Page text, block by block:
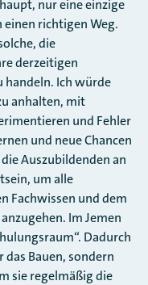
nur eine einzige
richtigen Weg.
die
derzeitigen
handeln. Ich würde
anhalten, mit
und Fehler
und neue Chancen
Auszubildenden an
um alle
Fachwissen und dem
Im Jemen
Dadurch
Bauen, sondern
sie regelmäßig die